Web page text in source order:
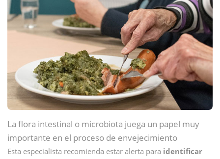
La flora intestinal o microbiota juega un papel muy
importante en el proceso de envejecimiento
Esta especialista recomienda estar alerta para identificar